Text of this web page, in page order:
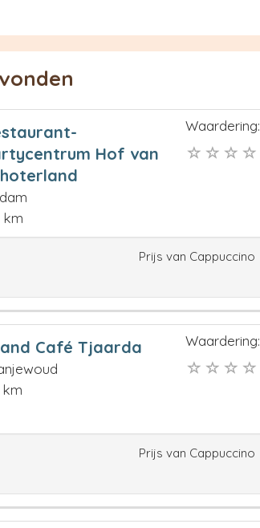
Hof van
km
Waardering:
Prijs van Cappuccino
Café Tjaarda
km
Waardering:
Prijs van Cappuccino